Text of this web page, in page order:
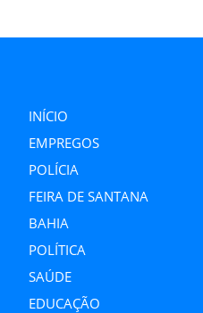
INÍCIO
EMPREGOS
POLÍCIA
FEIRA DE SANTANA
BAHIA
POLÍTICA
SAÚDE
EDUCAÇÃO